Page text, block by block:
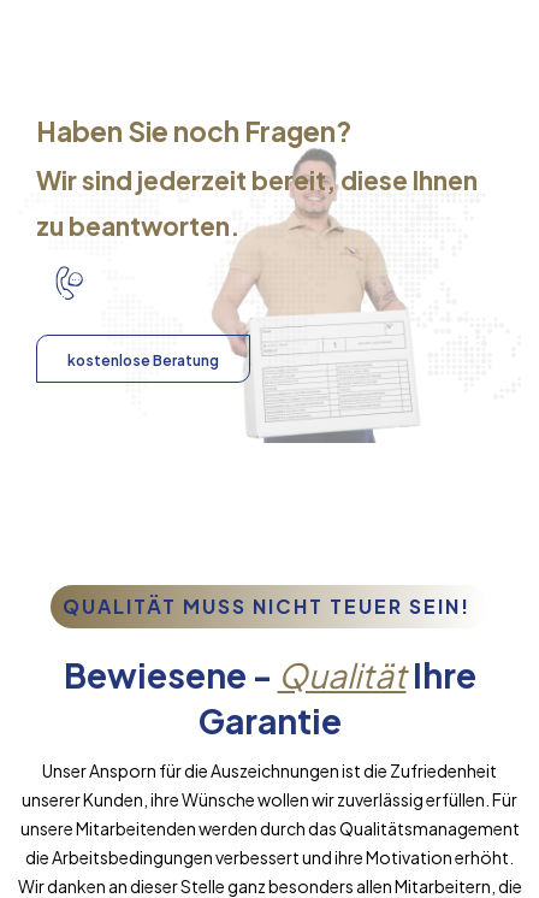
Haben Sie noch Fragen?
Wir sind jederzeit bereit, diese Ihnen
zu beantworten.
kostenlose Beratung
QUALITÄT MUSS NICHT TEUER SEIN!
Bewiesene - QualitätIhre
Garantie
Unser Ansporn für die Auszeichnungen ist die Zufriedenheit
unserer Kunden, ihre Wünsche wollen wir zuverlässig erfüllen. Für
unsere Mitarbeitenden werden durch das Qualitätsmanagement
die Arbeitsbedingungen verbessert und ihre Motivation erhöht.
Wir danken an dieser Stelle ganz besonders allen Mitarbeitern, die